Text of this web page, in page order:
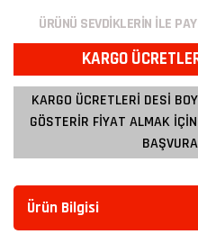
ÜRÜNÜ SEVDİKLERİN İLE
KARGO
KARGO ÜCRETLERİ DESİ
GÖSTERİR FİYAT ALMAK
Ürün Bilgisi